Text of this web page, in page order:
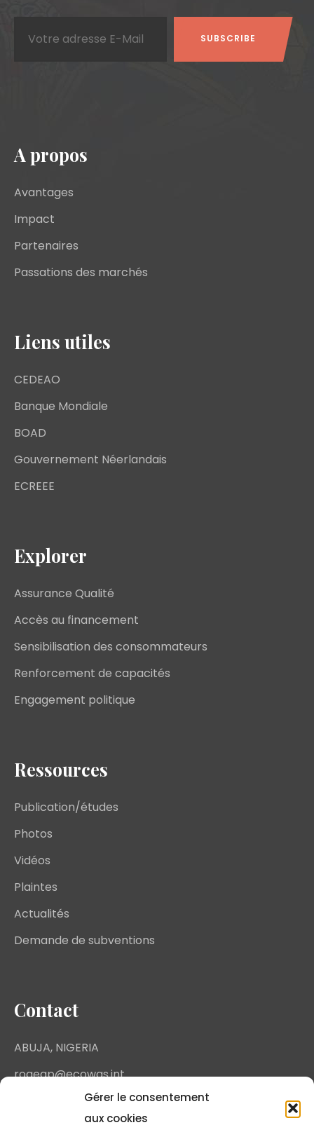
Gérer le consentement
aux cookies
A propos
Avantages
Impact
Partenaires
Passations des marchés
Liens utiles
CEDEAO
Banque Mondiale
BOAD
Gouvernement Néerlandais
ECREEE
Explorer
Assurance Qualité
Accès au financement
Sensibilisation des consommateurs
Renforcement de capacités
Engagement politique
Ressources
Publication/études
Photos
Vidéos
Plaintes
Actualités
Demande de subventions
Contact
ABUJA, NIGERIA
rogeap@ecowas.int